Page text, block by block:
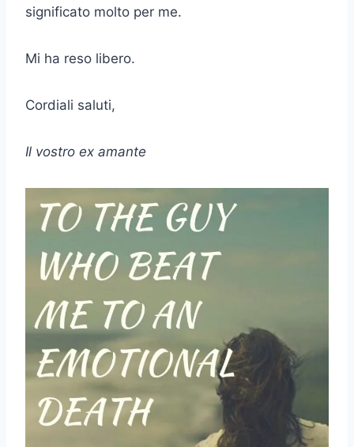
significato molto per me.
Mi ha reso libero.
Cordiali saluti,
Il vostro ex amante